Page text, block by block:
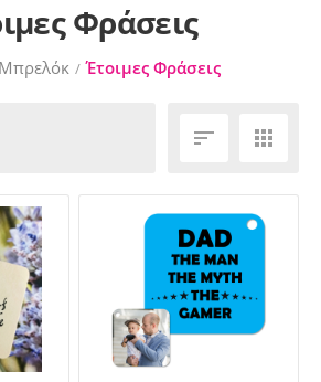
Φράσεις
Μπρελόκ / Έτοιμες Φράσεις
 